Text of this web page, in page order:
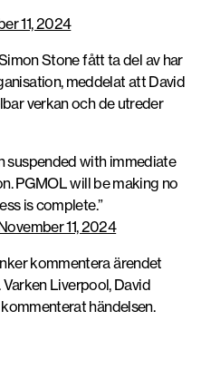
11, 2024
Stone fått ta del av har
meddelat att David
verkan och de utreder
suspended with immediate
PGMOL will be making no
is complete.”
11, 2024
kommentera ärendet
Liverpool, David
händelsen.